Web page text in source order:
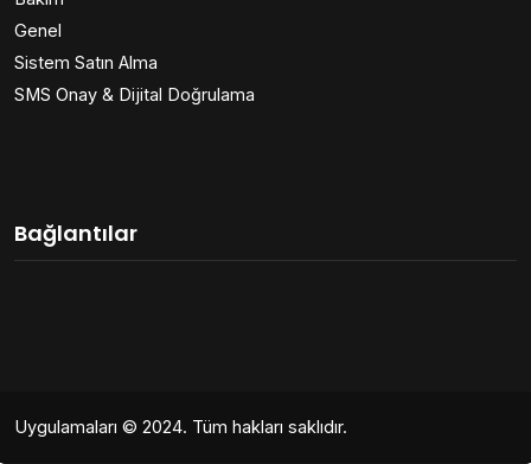
Genel
Sistem Satın Alma
SMS Onay & Dijital Doğrulama
Bağlantılar
Uygulamaları © 2024. Tüm hakları saklıdır.